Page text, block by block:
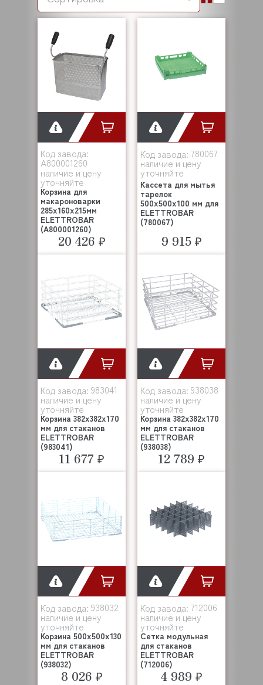
Код завода:
A800001260
наличие и цену
уточняйте
Корзина для
макароноварки
285х160х215мм
ELETTROBAR
(A800001260)
20 426 ₽
Код завода: 780067
наличие и цену
уточняйте
Кассета для мытья
тарелок
500х500х100 мм для
ELETTROBAR
(780067)
9 915 ₽
Код завода: 983041
наличие и цену
уточняйте
Корзина 382x382x170
мм для стаканов
ELETTROBAR
(983041)
11 677 ₽
Код завода: 938038
наличие и цену
уточняйте
Корзина 382x382x170
мм для стаканов
ELETTROBAR
(938038)
12 789 ₽
Код завода: 938032
наличие и цену
уточняйте
Корзина 500x500x130
мм для стаканов
ELETTROBAR
(938032)
8 026 ₽
Код завода: 712006
наличие и цену
уточняйте
Сетка модульная
для стаканов
ELETTROBAR
(712006)
4 989 ₽